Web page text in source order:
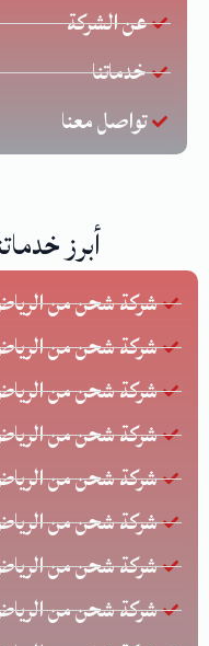
عن الشركة
خدماتنا
تواصل معنا
أبرز
شركة شحن من
شركة شحن من
شركة شحن من
شركة شحن من
شركة شحن من
شركة شحن من
شركة شحن من
شركة شحن من